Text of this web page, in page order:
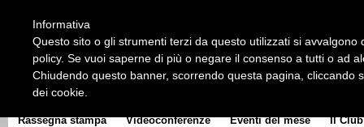
CLUB COMMUNICATOR
Rassegna stampa Videoconferenze Eventi del mese Il Club
Informativa
Questo sito o gli strumenti terzi da questo utilizzati si
policy. Se vuoi saperne di più o negare il consenso a tutti o ad
Chiudendo questo banner, scorrendo questa pagina, cliccando
dei cookie.